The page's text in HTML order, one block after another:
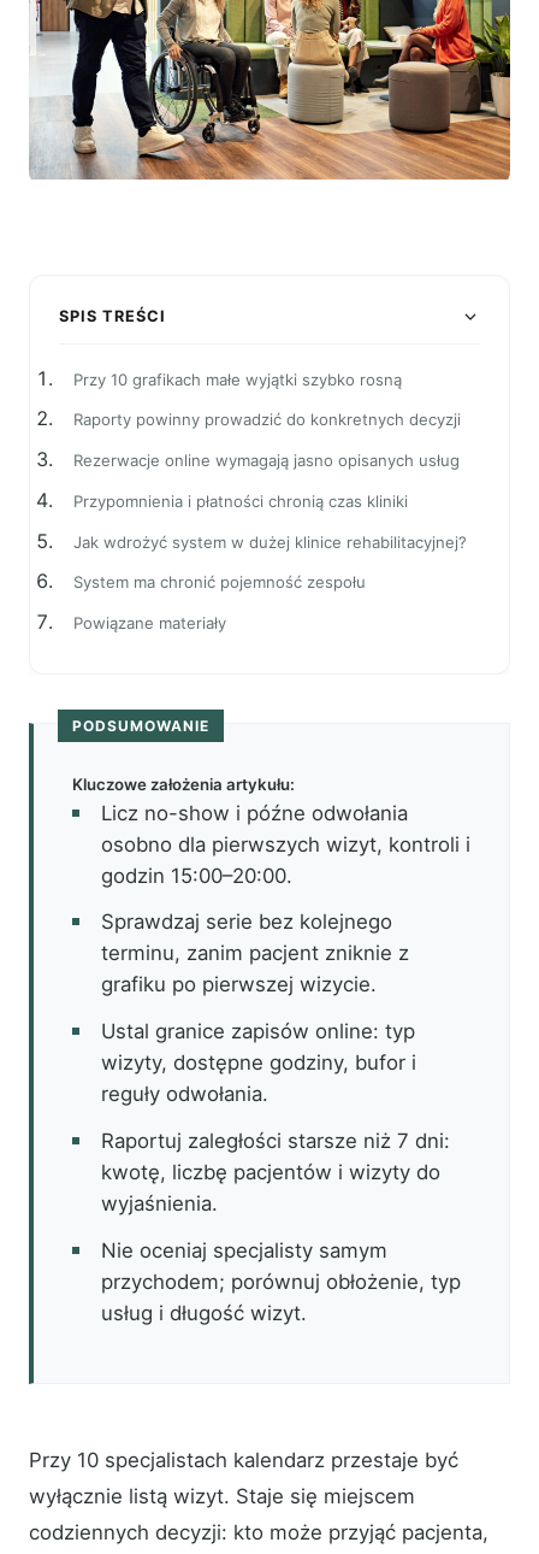
SPIS TREŚCI
Przy 10 grafikach małe wyjątki szybko rosną
Raporty powinny prowadzić do konkretnych decyzji
Rezerwacje online wymagają jasno opisanych usług
Przypomnienia i płatności chronią czas kliniki
Jak wdrożyć system w dużej klinice rehabilitacyjnej?
System ma chronić pojemność zespołu
Powiązane materiały
PODSUMOWANIE
Kluczowe założenia artykułu:
Licz no-show i późne odwołania
osobno dla pierwszych wizyt, kontroli i
godzin 15:00–20:00.
Sprawdzaj serie bez kolejnego
terminu, zanim pacjent zniknie z
grafiku po pierwszej wizycie.
Ustal granice zapisów online: typ
wizyty, dostępne godziny, bufor i
reguły odwołania.
Raportuj zaległości starsze niż 7 dni:
kwotę, liczbę pacjentów i wizyty do
wyjaśnienia.
Nie oceniaj specjalisty samym
przychodem; porównuj obłożenie, typ
usług i długość wizyt.
Przy 10 specjalistach kalendarz przestaje być
wyłącznie listą wizyt. Staje się miejscem
codziennych decyzji: kto może przyjąć pacjenta,